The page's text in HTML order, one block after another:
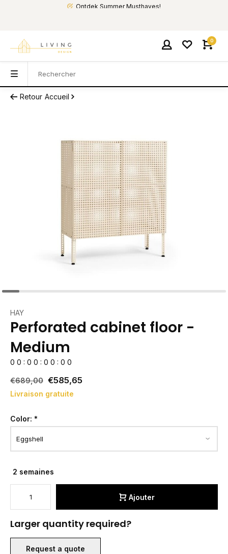
Ontdek Summer Musthaves!
0
Retour Accueil
HAY
Perforated cabinet floor -
Medium
0 0 : 0 0 : 0 0 : 0 0
€689,00 €585,65
Livraison gratuite
Color: *
2 semaines
Ajouter
Larger quantity required?
Request a quote